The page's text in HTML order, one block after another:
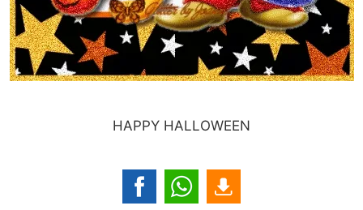
HAPPY HALLOWEEN